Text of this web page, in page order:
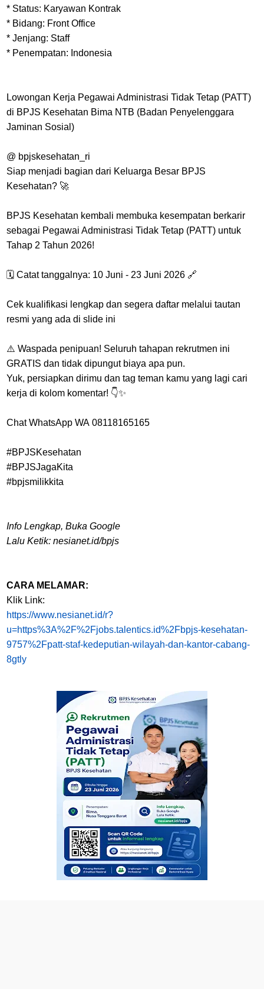
* Status: Karyawan Kontrak
* Bidang: Front Office
* Jenjang: Staff
* Penempatan: Indonesia
Lowongan Kerja Pegawai Administrasi Tidak Tetap (PATT)
di BPJS Kesehatan Bima NTB (Badan Penyelenggara
Jaminan Sosial)
@ bpjskesehatan_ri
Siap menjadi bagian dari Keluarga Besar BPJS
Kesehatan? 🚀
BPJS Kesehatan kembali membuka kesempatan berkarir
sebagai Pegawai Administrasi Tidak Tetap (PATT) untuk
Tahap 2 Tahun 2026!
🗓 Catat tanggalnya: 10 Juni - 23 Juni 2026 🔗
Cek kualifikasi lengkap dan segera daftar melalui tautan
resmi yang ada di slide ini
⚠️ Waspada penipuan! Seluruh tahapan rekrutmen ini
GRATIS dan tidak dipungut biaya apa pun.
Yuk, persiapkan dirimu dan tag teman kamu yang lagi cari
kerja di kolom komentar! 👇✨
Chat WhatsApp WA 08118165165
#BPJSKesehatan
#BPJSJagaKita
#bpjsmilikkita
Info Lengkap, Buka Google
Lalu Ketik: nesianet.id/bpjs
CARA MELAMAR:
Klik Link:
https://www.nesianet.id/r?
u=https%3A%2F%2Fjobs.talentics.id%2Fbpjs-kesehatan-
9757%2Fpatt-staf-kedeputian-wilayah-dan-kantor-cabang-
8gtly